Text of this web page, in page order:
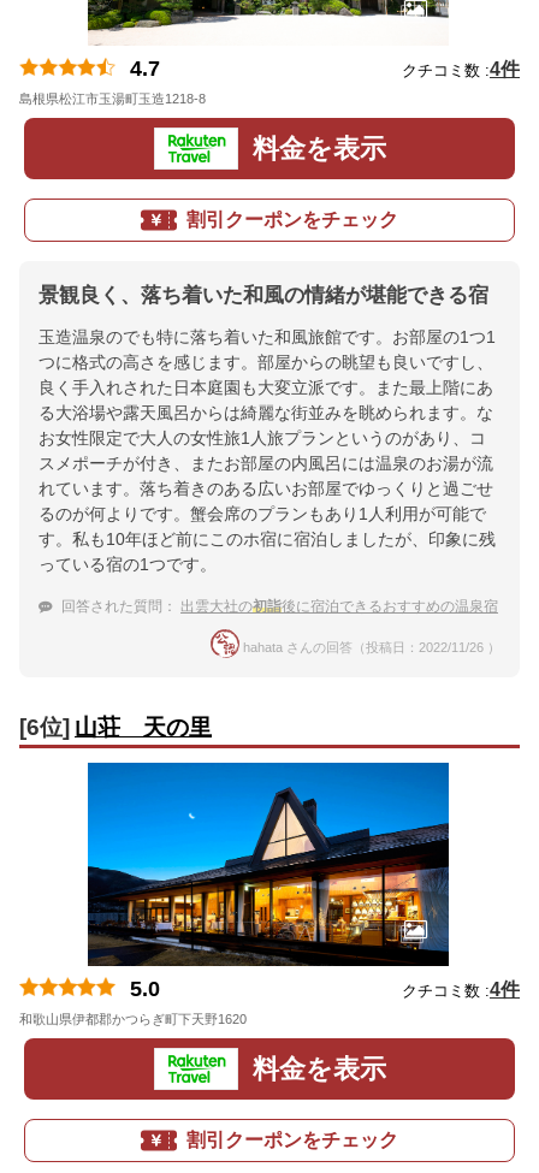
4.7 クチコミ数 :4件
島根県松江市玉湯町玉造1218-8
料金を表示
割引クーポンをチェック
景観良く、落ち着いた和風の情緒が堪能できる宿
玉造温泉のでも特に落ち着いた和風旅館です。お部屋の1つ1
つに格式の高さを感じます。部屋からの眺望も良いですし、
良く手入れされた日本庭園も大変立派です。また最上階にあ
る大浴場や露天風呂からは綺麗な街並みを眺められます。な
お女性限定で大人の女性旅1人旅プランというのがあり、コ
スメポーチが付き、またお部屋の内風呂には温泉のお湯が流
れています。落ち着きのある広いお部屋でゆっくりと過ごせ
るのが何よりです。蟹会席のプランもあり1人利用が可能で
す。私も10年ほど前にこのホ宿に宿泊しましたが、印象に残
っている宿の1つです。
回答された質問： 出雲大社の初詣後に宿泊できるおすすめの温泉宿
hahata さんの回答（投稿日：2022/11/26 ）
[6位] 山荘 天の里
5.0 クチコミ数 :4件
和歌山県伊都郡かつらぎ町下天野1620
料金を表示
割引クーポンをチェック